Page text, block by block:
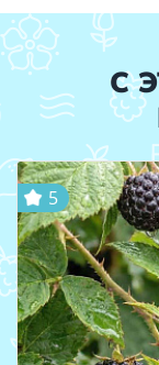
С
5